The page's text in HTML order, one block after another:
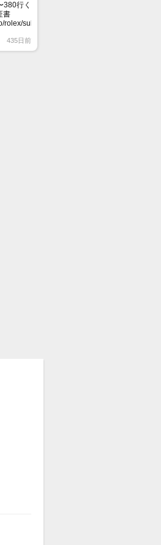
380行く
書
rolex/submariner/166613lb-
435日前